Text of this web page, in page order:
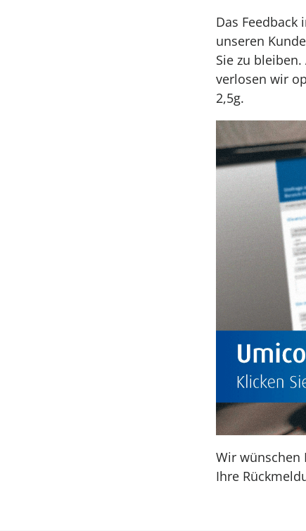
Das Feedback
unseren
Sie zu
verlosen wir
2,5g.
Wir wünschen
Ihre